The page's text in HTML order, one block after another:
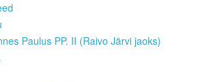
Paulus PP. II (Raivo Järvi jaoks)